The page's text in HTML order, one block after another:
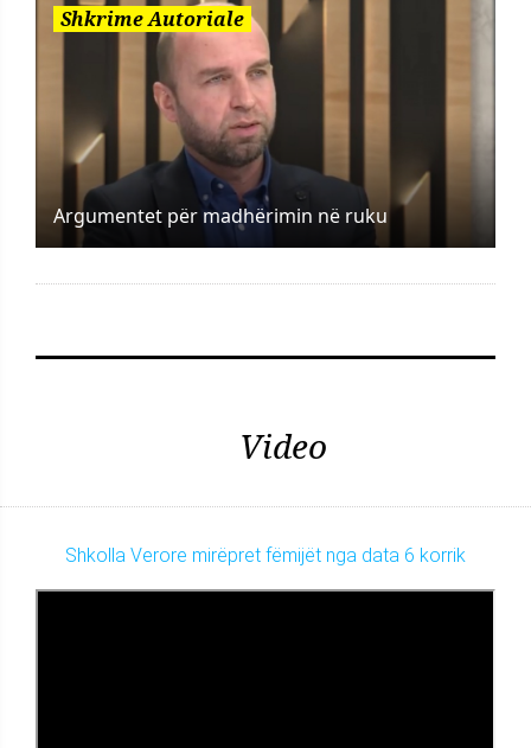
Shkrime Autoriale
Argumentet për madhërimin në ruku
Video
Shkolla Verore mirëpret fëmijët nga data 6 korrik